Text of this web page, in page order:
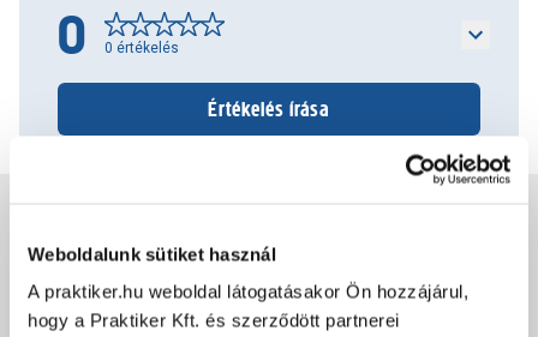
Weboldalunk sütiket használ
A praktiker.hu weboldal látogatásakor Ön hozzájárul,
hogy a Praktiker Kft. és szerződött partnerei
0 0 értékelés
Értékelés írása
Csomagolási és súly információk